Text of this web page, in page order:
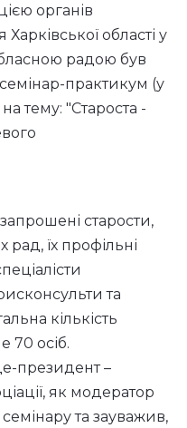
органів
області у
радою був
практикум (у
тему: "Староста -
старости,
їх профільні
та
кількість
70 осіб.
президент –
як модератор
та зауважив,